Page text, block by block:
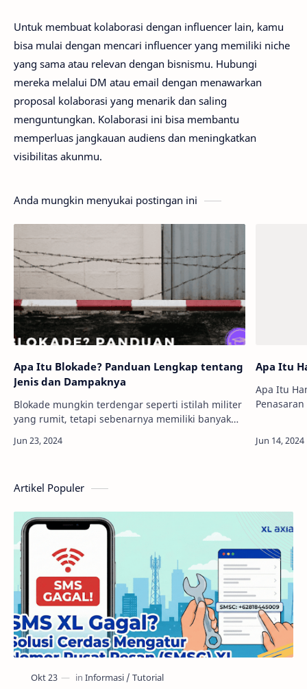
Untuk membuat kolaborasi dengan influencer lain, kamu
bisa mulai dengan mencari influencer yang memiliki niche
yang sama atau relevan dengan bisnismu. Hubungi
mereka melalui DM atau email dengan menawarkan
proposal kolaborasi yang menarik dan saling
menguntungkan. Kolaborasi ini bisa membantu
memperluas jangkauan audiens dan meningkatkan
visibilitas akunmu.
Anda mungkin menyukai postingan ini
Apa Itu Blokade? Panduan Lengkap tentang
Jenis dan Dampaknya
Blokade mungkin terdengar seperti istilah militer
yang rumit, tetapi sebenarnya memiliki banyak
perang hingga kebijakan ekonomi modern…
Apa Itu
Apa Itu
kalangan
Artikel Populer